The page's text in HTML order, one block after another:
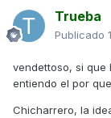
Trueba
Publicado
vendettoso, si que
entiendo el por
Chicharrero, la